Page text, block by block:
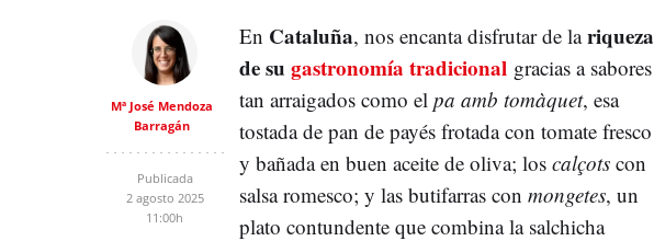
Mª José Mendoza
Barragán
Publicada
2 agosto 2025
11:00h
En Cataluña, nos encanta disfrutar de lariqueza
de su gastronomía tradicional gracias a sabores
tan arraigados como el pa amb tomàquet, esa
tostada de pan de payés frotada con tomate fresco
y bañada en buen aceite de oliva; los calçots con
salsa romesco; y las butifarras con mongetes, un
plato contundente que combina la salchicha